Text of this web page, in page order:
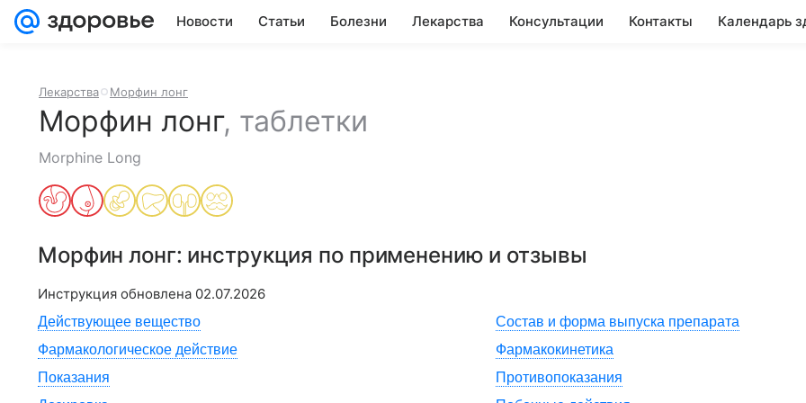
Новости Статьи Болезни Лекарства Консультации Контакты Календарь
Лекарства Морфин лонг
Морфин лонг, таблетки
Morphine Long
Морфин лонг: инструкция по применению и отзывы
Инструкция обновлена 02.07.2026
Действующее вещество
Состав и форма выпуска препарата
Фармакологическое действие
Фармакокинетика
Показания
Противопоказания